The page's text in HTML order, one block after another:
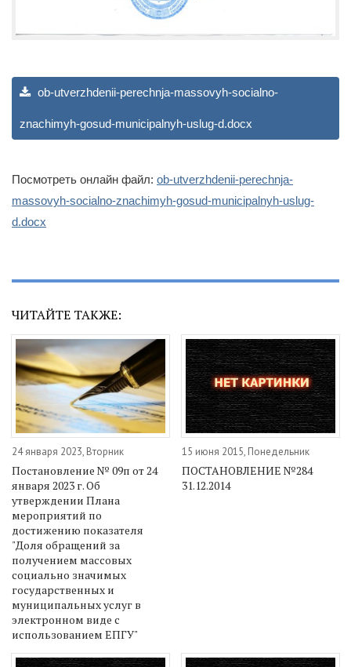
ob-utverzhdenii-perechnja-massovyh-socialno-
znachimyh-gosud-municipalnyh-uslug-d.docx
Посмотреть онлайн файл: ob-utverzhdenii-perechnja-
massovyh-socialno-znachimyh-gosud-municipalnyh-uslug-
d.docx
ЧИТАЙТЕ ТАКЖЕ:
24 января 2023, Вторник
Постановление № 09п от 24
января 2023 г. Об
утверждении Плана
мероприятий по
достижению показателя
"Доля обращений за
получением массовых
социально значимых
государственных и
муниципальных услуг в
электронном виде с
использованием ЕПГУ"
15 июня 2015, Понедельник
ПОСТАНОВЛЕНИЕ №284
31.12.2014